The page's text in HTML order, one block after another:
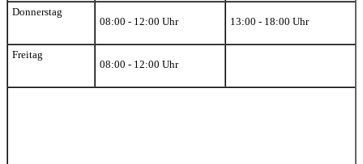
Donnerstag
08:00 - 12:00 Uhr
13:00 - 18:00 Uhr
Freitag
08:00 - 12:00 Uhr